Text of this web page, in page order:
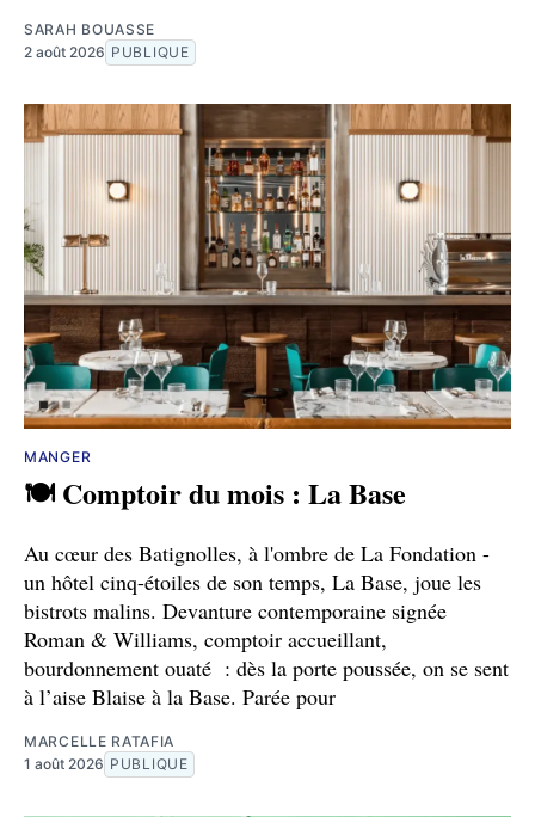
SARAH BOUASSE
2 août 2026 PUBLIQUE
MANGER
🍽️ Comptoir du mois : La Base
Au cœur des Batignolles, à l'ombre de La Fondation -
un hôtel cinq-étoiles de son temps, La Base, joue les
bistrots malins. Devanture contemporaine signée
Roman & Williams, comptoir accueillant,
bourdonnement ouaté : dès la porte poussée, on se sent
à l’aise Blaise à la Base. Parée pour
MARCELLE RATAFIA
1 août 2026 PUBLIQUE